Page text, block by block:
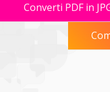
Converti PDF in